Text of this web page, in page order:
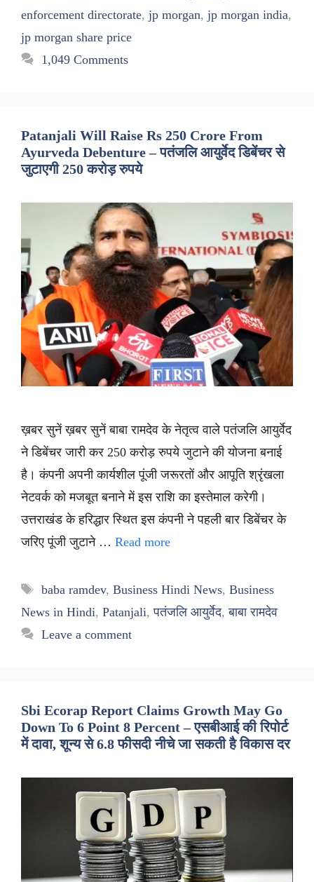
enforcement directorate, jp morgan, jp morgan india,
jp morgan share price
1,049 Comments
Patanjali Will Raise Rs 250 Crore From
Ayurveda Debenture – पतंजलि आयुर्वेद डिबेंचर से
जुटाएगी 250 करोड़ रुपये
ख़बर सुनें ख़बर सुनें बाबा रामदेव के नेतृत्व वाले पतंजलि आयुर्वेद
ने डिबेंचर जारी कर 250 करोड़ रुपये जुटाने की योजना बनाई
है। कंपनी अपनी कार्यशील पूंजी जरूरतों और आपूति श्रृंखला
नेटवर्क को मजबूत बनाने में इस राशि का इस्तेमाल करेगी।
उत्तराखंड के हरिद्धार स्थित इस कंपनी ने पहली बार डिबेंचर के
जरिए पूंजी जुटाने … Read more
Tags
baba ramdev, Business Hindi News, Business
News in Hindi, Patanjali,पतंजलि आयुर्वेद,बाबा रामदेव
Leave a comment
Sbi Ecorap Report Claims Growth May Go
Down To 6 Point 8 Percent – एसबीआई की रिपोर्ट
में दावा, शून्य से 6.8 फीसदी नीचे जा सकती है विकास दर